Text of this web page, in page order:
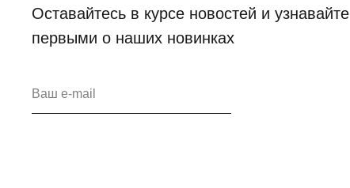
Оставайтесь в курсе новостей и узнавайте
первыми о наших новинках